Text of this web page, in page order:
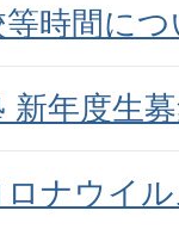
時間に
新年度生
ロナウイ